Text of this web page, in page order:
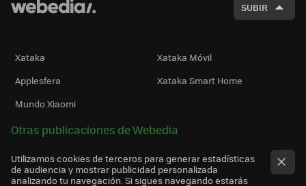
SUBIR
Xataka
Xataka Móvil
Applesfera
Xataka Smart Home
Mundo Xiaomi
Otras publicaciones de Webedia
Utilizamos cookies de terceros para generar estadísticas
de audiencia y mostrar publicidad personalizada
analizando tu navegación. Si sigues navegando estarás